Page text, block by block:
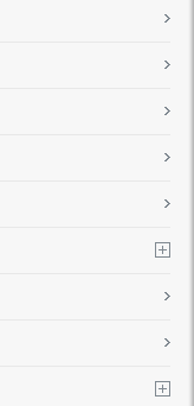
данных для связи
персональных